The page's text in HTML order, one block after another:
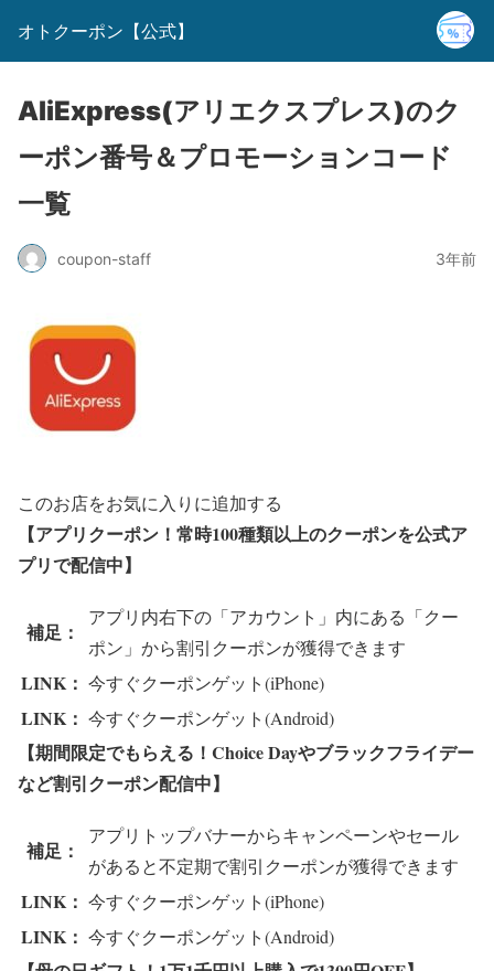
オトクーポン【公式】
AliExpress(アリエクスプレス)のク
ーポン番号＆プロモーションコード
一覧
coupon-staff 3年前
このお店をお気に入りに追加する
【アプリクーポン！常時100種類以上のクーポンを公式ア
プリで配信中】
補足：
アプリ内右下の「アカウント」内にある「クー
ポン」から割引クーポンが獲得できます
LINK： 今すぐクーポンゲット(iPhone)
LINK： 今すぐクーポンゲット(Android)
【期間限定でもらえる！Choice Dayやブラックフライデー
など割引クーポン配信中】
補足：
アプリトップバナーからキャンペーンやセール
があると不定期で割引クーポンが獲得できます
LINK： 今すぐクーポンゲット(iPhone)
LINK： 今すぐクーポンゲット(Android)